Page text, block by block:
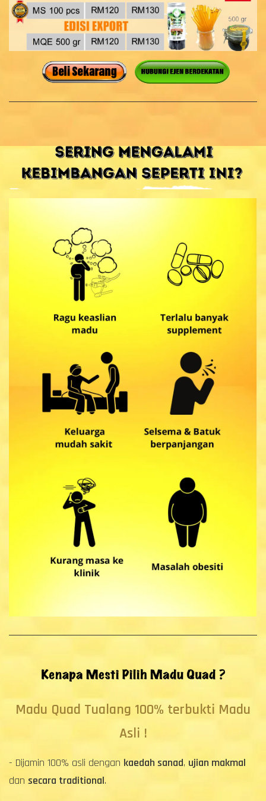
Madu Quad Tualang 100% terbukti Madu
Asli !
- Dijamin 100% asli dengan kaedah sanad, ujian makmal
dan secara traditional.